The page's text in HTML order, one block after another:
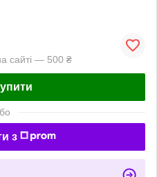
сайті — 500 ₴
з